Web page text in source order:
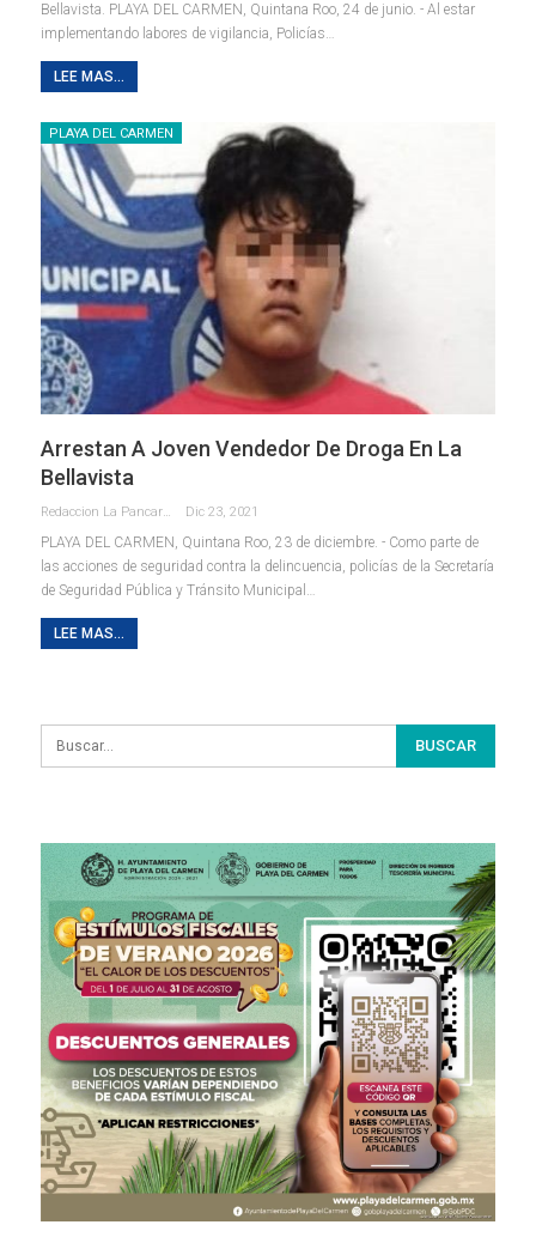
Bellavista. PLAYA DEL CARMEN, Quintana Roo, 24 de junio. - Al estar
implementando labores de vigilancia, Policías…
LEE MAS...
PLAYA DEL CARMEN
Arrestan A Joven Vendedor De Droga En La
Bellavista
Dic 23, 2021
PLAYA DEL CARMEN, Quintana Roo, 23 de diciembre. - Como parte de
las acciones de seguridad contra la delincuencia, policías de la Secretaría
de Seguridad Pública y Tránsito Municipal
LEE MAS...